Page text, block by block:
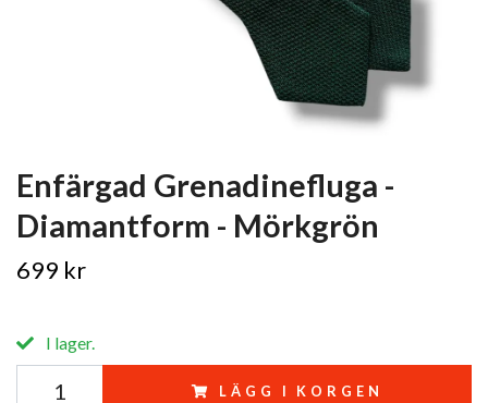
Enfärgad Grenadinefluga -
Diamantform - Mörkgrön
699 kr
I lager.
LÄGG I KORGEN